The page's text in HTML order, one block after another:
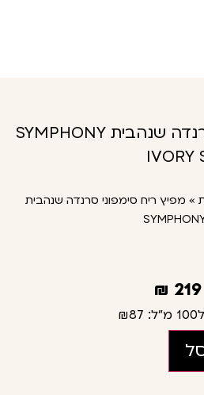
מפיץ ריח סימפוני סרנדה שנהבית SYMPHONY
IVORY
» מפיץ ריח סימפוני סרנדה שנהבית
219
₪
₪87